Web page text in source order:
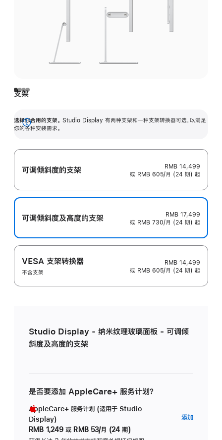
支架
选择你合用的支架。 Studio Display 有两种支架和一种支架转换器可选，以满足
你的各种安装需求。
展
可调倾斜度的支架
RMB 14,499
或 RMB 605/月 (24 期) 起
可调倾斜度及高‍度的支‍架
RMB 17,499
或 RMB 730/月 (24 期) 起
VESA 支架转换器
不含支架
RMB 14,499
或 RMB 605/月 (24 期) 起
Studio Display - 纳米纹理玻璃面板 - 可调倾
斜度及高度的支架
是否要添加 AppleCare+ 服务计划？
AppleCare+ 服务计划 (适用于 Studio
Display)
RMB 1,249 或 RMB 53/月 (24 期)
添加